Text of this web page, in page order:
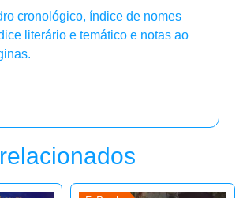
cronológico, índice de nomes
literário e temático e notas ao